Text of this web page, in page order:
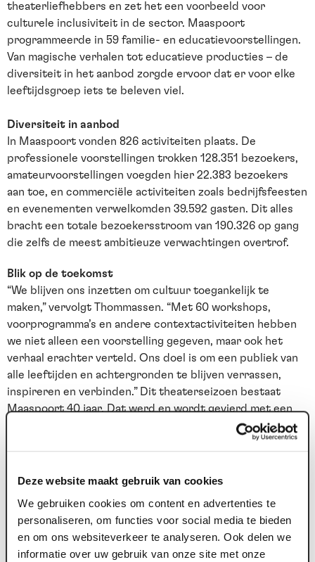
Deze website maakt gebruik van cookies
We gebruiken cookies om content en advertenties te
personaliseren, om functies voor social media te bieden
en om ons websiteverkeer te analyseren. Ook delen we
informatie over uw gebruik van onze site met onze
theaterliefhebbers en zet het een voorbeeld voor
culturele inclusiviteit in de sector. Maaspoort
programmeerde in 59 familie- en educatievoorstellingen.
Van magische verhalen tot educatieve producties – de
diversiteit in het aanbod zorgde ervoor dat er voor elke
leeftijdsgroep iets te beleven viel.
Diversiteit in aanbod
In Maaspoort vonden 826 activiteiten plaats. De
professionele voorstellingen trokken 128.351 bezoekers,
amateurvoorstellingen voegden hier 22.383 bezoekers
aan toe, en commerciële activiteiten zoals bedrijfsfeesten
en evenementen verwelkomden 39.592 gasten. Dit alles
bracht een totale bezoekersstroom van 190.326 op gang
die zelfs de meest ambitieuze verwachtingen overtrof.
Blik op de toekomst
“We blijven ons inzetten om cultuur toegankelijk te
maken,” vervolgt Thommassen. “Met 60 workshops,
voorprogramma’s en andere contextactiviteiten hebben
we niet alleen een voorstelling gegeven, maar ook het
verhaal erachter verteld. Ons doel is om een publiek van
alle leeftijden en achtergronden te blijven verrassen,
inspireren en verbinden.” Dit theaterseizoen bestaat
Maaspoort 40 jaar. Dat werd en wordt gevierd met een
speciaal jubileumprogramma met hoge kortingen.
Maaspoort bereikte in 2024 een totaal van 150.734
educatievoorstellingen speelden hierin een cruciale rol.
toekomstgerichte aanpak waarin inclusiviteit en
toegankelijkheid centraal staan.